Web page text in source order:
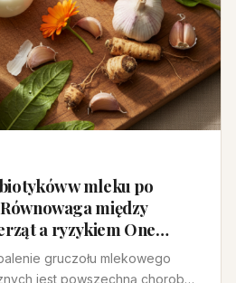
w mleku po
między
a ryzykiem One
gruczołu mlekowego
jest powszechną chorobą